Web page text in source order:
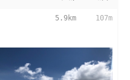
5.9km 107m